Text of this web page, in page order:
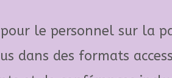
le personnel sur la
dans des formats